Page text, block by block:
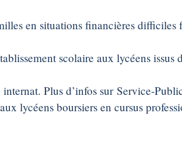
en situations financières difficiles
scolaire aux lycéens issus
Plus d’infos sur Service-
lycéens boursiers en cursus